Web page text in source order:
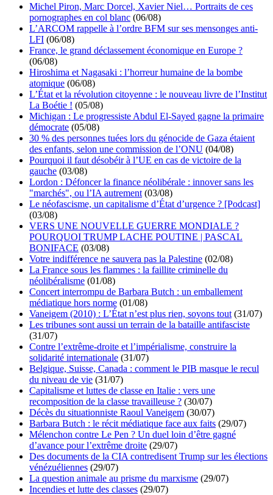
Michel Piron, Marc Dorcel, Xavier Niel… Portraits de ces
pornographes en col blanc (06/08)
L’ARCOM rappelle à l’ordre BFM sur ses mensonges anti-
LFI (06/08)
France, le grand déclassement économique en Europe ?
(06/08)
Hiroshima et Nagasaki : l’horreur humaine de la bombe
atomique (06/08)
L’État et la révolution citoyenne : le nouveau livre de l’Institut
La Boétie ! (05/08)
Michigan : Le progressiste Abdul El-Sayed gagne la primaire
démocrate (05/08)
30 % des personnes tuées lors du génocide de Gaza étaient
des enfants, selon une commission de l’ONU (04/08)
Pourquoi il faut désobéir à l’UE en cas de victoire de la
gauche (03/08)
Lordon : Défoncer la finance néolibérale : innover sans les
"marchés", ou l’IA autrement (03/08)
Le néofascisme, un capitalisme d’État d’urgence ? [Podcast]
(03/08)
VERS UNE NOUVELLE GUERRE MONDIALE ?
POURQUOI TRUMP LACHE POUTINE | PASCAL
BONIFACE (03/08)
Votre indifférence ne sauvera pas la Palestine (02/08)
La France sous les flammes : la faillite criminelle du
néolibéralisme (01/08)
Concert interrompu de Barbara Butch : un emballement
médiatique hors norme (01/08)
Vaneigem (2010) : L’État n’est plus rien, soyons tout (31/07)
Les tribunes sont aussi un terrain de la bataille antifasciste
(31/07)
Contre l’extrême-droite et l’impérialisme, construire la
solidarité internationale (31/07)
Belgique, Suisse, Canada : comment le PIB masque le recul
du niveau de vie (31/07)
Capitalisme et luttes de classe en Italie : vers une
recomposition de la classe travailleuse ? (30/07)
Décès du situationniste Raoul Vaneigem (30/07)
Barbara Butch : le récit médiatique face aux faits (29/07)
Mélenchon contre Le Pen ? Un duel loin d’être gagné
d’avance pour l’extrême droite (29/07)
Des documents de la CIA contredisent Trump sur les élections
vénézuéliennes (29/07)
La question animale au prisme du marxisme (29/07)
Incendies et lutte des classes (29/07)